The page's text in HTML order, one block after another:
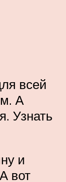
всей
А
Узнать
и
вот